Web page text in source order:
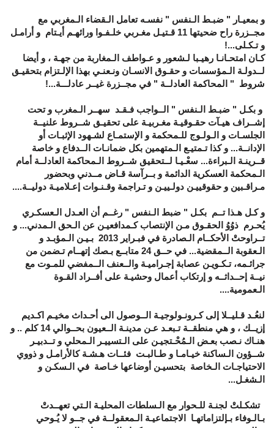
و بمعيـار " ضبـط الـنفس " نفسـه تعامل الـقضاء الـمغربي مع
مجــزرة راح ضحيتها 11 قـتيـل مغـربي خلـفـوا ورائهـم أيـتام و أرامـل
و تـكـلى...!
كـان امتحـانـا رهيـبا لـشعور و عـواطف الـمغاربة من جهـة ، و أيضا
لــدولـة الـمؤسسات و حقـوق الانسـان ونـعنـي بهذا الإلـتزام بتحقيـق
شروط " المحاكمة العادلــة " في مجــزرة غيــر عادلـــة...!
و بكـل " ضبـط الـنفس " الــواجب فـقـد سهــر الـمغرب و تحت
إشــراف هيـآت حقـوقيـة مغـربيـة على تحقيـق شــروط علنيــة
الجلسـات و الـولـوج للـمحكمة و الإستمـاع لشـهود الإثبـات أو
الإدانــة... و كذا تـمتيـع الـمتهمين بكل ضمانـات الــدفاع و خاصة
قــرينـة الـبراءة... سعْـيـا لــتحقيق شــروط الـمحاكمة العادلــة أمام
الـمحكمة العسكرية الدائمة و بــرآسة قـاض مــدني وبحضور
مـراقـبين و حقوقييـن دولـييـن و تـراجمة وقـنـوات إعـلاميـة دوليــة....
و كـل هـذا تــم بكـل " ضبط الـنفس " رغــم أن العـدل الـعسكـري
يُحـرم ذوُوُ الحقـوق مـن الإنتصاب كـمدافعيـن عن الـحق الـمدني... و
تــراوحتْ الأحكــام الـصادرة في فبـراير 2013 بـيـن الـمؤبـد و
الـعقوبة الــمقضية... في حــق 24 متابــع بـصك إتهــام تـضمن من
جرائـمه، تـكـويـن عصابة إجـراميـة والــعنف الــمفضي للمـوت مع
نيــة إحــداثــه و إرتكاب أعمال وحشيـة على أفــراد القـوة
الـعمومية....
لنعُـد قـليــلا إلى كـرونـولوجيـة الــوصول الى أحـداث مخيـم اكـديم
إزيــك ، و هي منطقــة تـبعـد عـن مدينـة الــعيون بحــوالي 14 كلم .. و
هنـاك نـصب بعـض الـمُحْـتجيـن على الـتسييـر الـمحلي و تــدبيـر
شــؤون الـساكنة خيـامـا و طـالبـت فئــات هـشـة كالأرامـل و ذووي
الاحتياجـات الـخاصة بتحسيـن أوضاعها خـاصة في الـسكـن و
الـشغـل...
تشكـلتْ لجنـة للـحوار مع الـسلطات المحليـة الـتي تعهــدتْ
بـالـوفاء بـإلتزاماتهـا الاجتماعيـة الـمعقولــة في جــو لا يُـوحي